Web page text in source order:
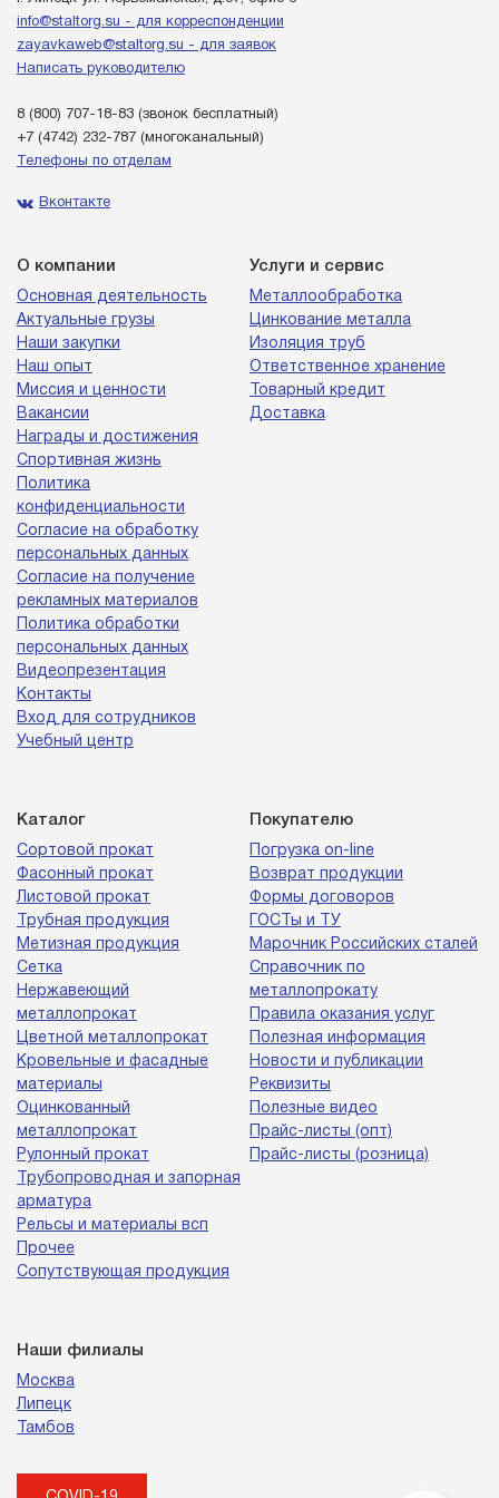
info@staltorg.su - для корреспонденции
zayavkaweb@staltorg.su - для заявок
Написать руководителю
8 (800) 707-18-83 (звонок бесплатный)
+7 (4742) 232-787 (многоканальный)
Телефоны по отделам
Вконтакте
О компании
Основная деятельность
Актуальные грузы
Наши закупки
Наш опыт
Миссия и ценности
Вакансии
Награды и достижения
Спортивная жизнь
Политика
конфиденциальности
Согласие на обработку
персональных данных
Согласие на получение
рекламных материалов
Политика обработки
персональных данных
Видеопрезентация
Контакты
Вход для сотрудников
Учебный центр
Услуги и сервис
Металлообработка
Цинкование металла
Изоляция труб
Ответственное хранение
Товарный кредит
Доставка
Каталог
Сортовой прокат
Фасонный прокат
Листовой прокат
Трубная продукция
Метизная продукция
Сетка
Нержавеющий
металлопрокат
Цветной металлопрокат
Кровельные и фасадные
материалы
Оцинкованный
металлопрокат
Рулонный прокат
Трубопроводная и запорная
арматура
Рельсы и материалы всп
Прочее
Сопутствующая продукция
Покупателю
Погрузка on-line
Возврат продукции
Формы договоров
ГОСТы и ТУ
Марочник Российских сталей
Справочник по
металлопрокату
Правила оказания услуг
Полезная информация
Новости и публикации
Реквизиты
Полезные видео
Прайс-листы (опт)
Прайс-листы (розница)
Наши филиалы
Москва
Липецк
Тамбов